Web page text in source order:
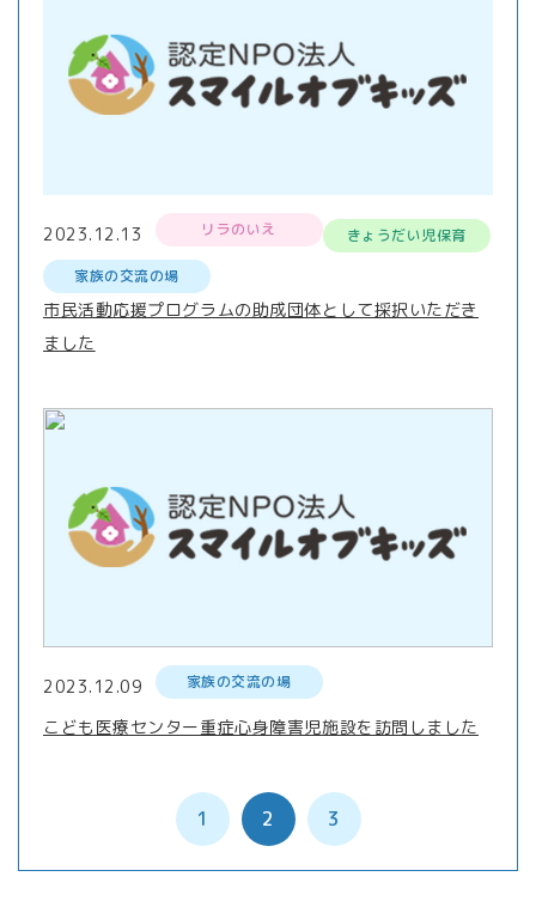
2023.12.13 リラのいえ
きょうだい児保育
家族の交流の場
市民活動応援プログラムの助成団体として採択いただき
ました
2023.12.09 家族の交流の場
こども医療センター重症心身障害児施設を訪問しました
1 2 3